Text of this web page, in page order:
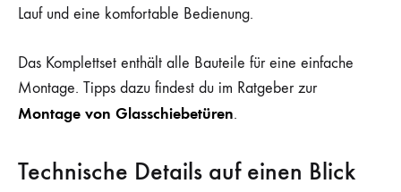
Lauf und eine komfortable Bedienung.
Das Komplettset enthält alle Bauteile für eine einfache
Montage. Tipps dazu findest du im Ratgeber zur
Montage von Glasschiebetüren.
Technische Details auf einen Blick